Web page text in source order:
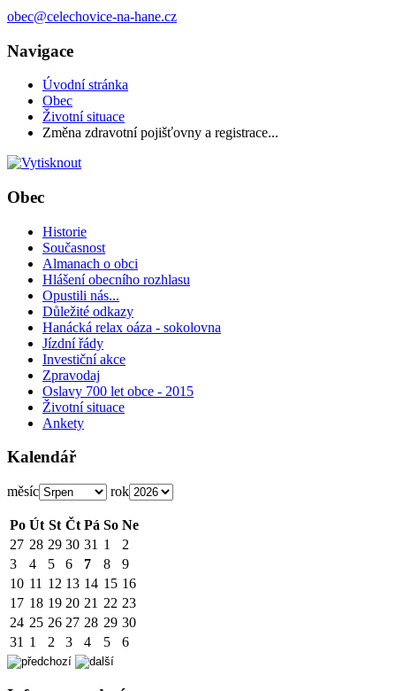
obec@celechovice-na-hane.cz
Navigace
Úvodní stránka
Obec
Životní situace
Změna zdravotní pojišťovny a registrace...
Obec
Historie
Současnost
Almanach o obci
Hlášení obecního rozhlasu
Opustili nás...
Důležité odkazy
Hanácká relax oáza - sokolovna
Jízdní řády
Investiční akce
Zpravodaj
Oslavy 700 let obce - 2015
Životní situace
Ankety
Kalendář
měsíc rok
Po Út St Čt Pá So Ne
27 28 29 30 31 1
2
3
4 5 6 7 8
9
10 11 12 13 14 15 16
17 18 19 20 21 22 23
24 25 26 27 28 29 30
31 1 2 3 4 5 6